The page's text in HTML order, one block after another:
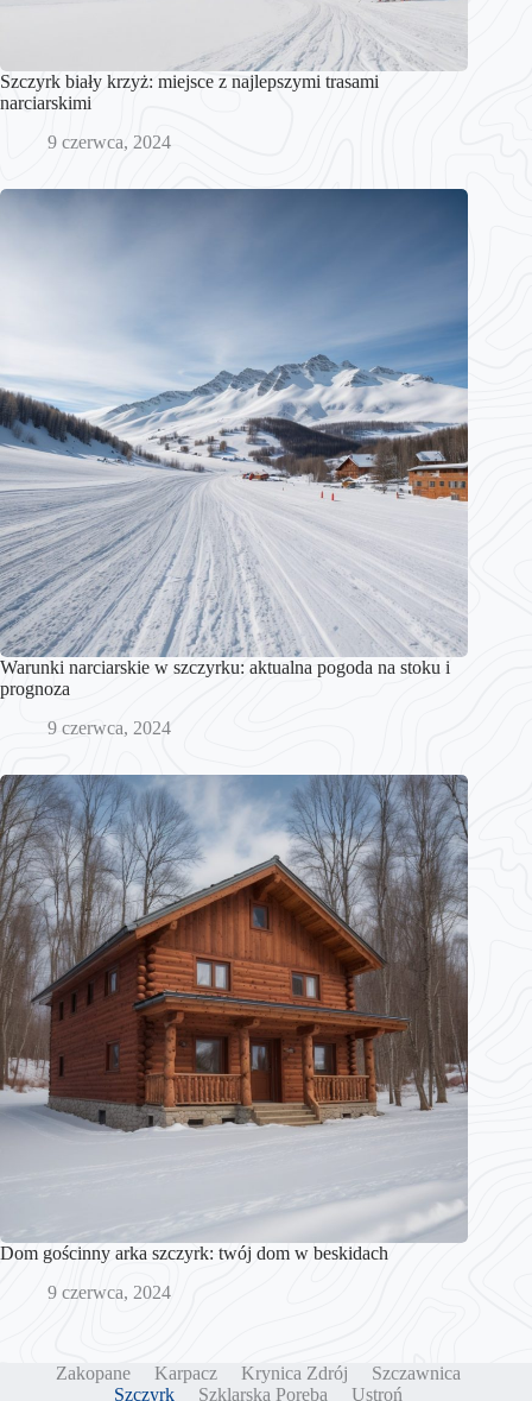
Szczyrk biały krzyż: miejsce z najlepszymi trasami
narciarskimi
9 czerwca, 2024
Warunki narciarskie w szczyrku: aktualna pogoda na stoku i
prognoza
9 czerwca, 2024
Dom gościnny arka szczyrk: twój dom w beskidach
9 czerwca, 2024
Zakopane Karpacz Krynica Zdrój
Szczawnica
Szczyrk
Szklarska Poręba Ustroń